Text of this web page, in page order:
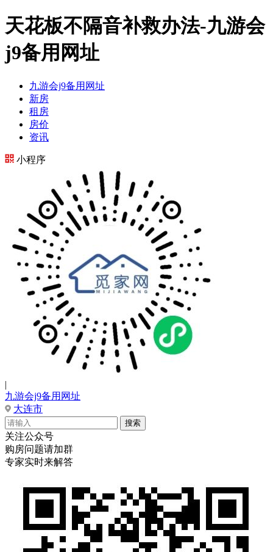
天花板不隔音补救办法-九游会
j9备用网址
九游会j9备用网址
新房
租房
房价
资讯
小程序
|
九游会j9备用网址
大连市
关注公众号
购房问题请加群
专家实时来解答